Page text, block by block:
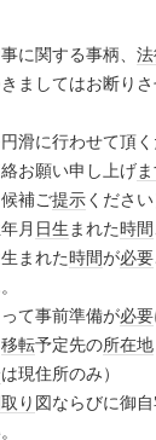
に関する事柄、
ましてはお断りさ
滑に行わせて頂く
お願い申し上げ
補ご提示ください
月 日生まれた時間
まれた時間が必要
て事前準備が必要
移転予定先の所在地
は現住所のみ）
り 図ならびに御